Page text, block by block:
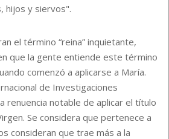
hijos y siervos".
el término “reina” inquietante,
que la gente entiende este término
comenzó a aplicarse a María.
de Investigaciones
renuencia notable de aplicar el título
Se considera que pertenece a
consideran que trae más a la